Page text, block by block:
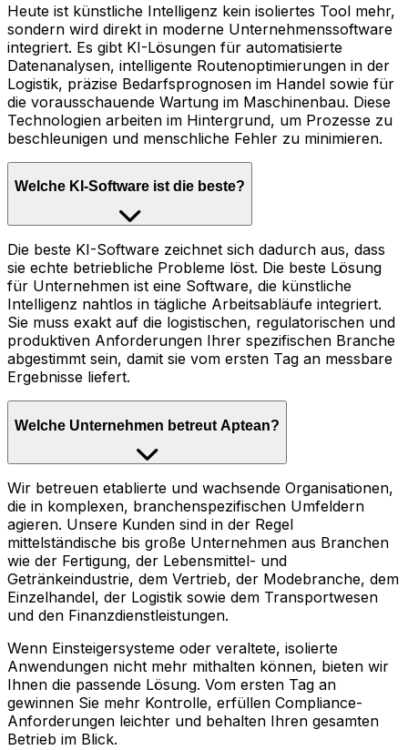
Heute ist künstliche Intelligenz kein isoliertes Tool mehr,
sondern wird direkt in moderne Unternehmenssoftware
integriert. Es gibt KI-Lösungen für automatisierte
Datenanalysen, intelligente Routenoptimierungen in der
Logistik, präzise Bedarfsprognosen im Handel sowie für
die vorausschauende Wartung im Maschinenbau. Diese
Technologien arbeiten im Hintergrund, um Prozesse zu
beschleunigen und menschliche Fehler zu minimieren.
Welche KI-Software ist die beste?
Die beste KI-Software zeichnet sich dadurch aus, dass
sie echte betriebliche Probleme löst. Die beste Lösung
für Unternehmen ist eine Software, die künstliche
Intelligenz nahtlos in tägliche Arbeitsabläufe integriert.
Sie muss exakt auf die logistischen, regulatorischen und
produktiven Anforderungen Ihrer spezifischen Branche
abgestimmt sein, damit sie vom ersten Tag an messbare
Ergebnisse liefert.
Welche Unternehmen betreut Aptean?
Wir betreuen etablierte und wachsende Organisationen,
die in komplexen, branchenspezifischen Umfeldern
agieren. Unsere Kunden sind in der Regel
mittelständische bis große Unternehmen aus Branchen
wie der Fertigung, der Lebensmittel- und
Getränkeindustrie, dem Vertrieb, der Modebranche, dem
Einzelhandel, der Logistik sowie dem Transportwesen
und den Finanzdienstleistungen.
Wenn Einsteigersysteme oder veraltete, isolierte
Anwendungen nicht mehr mithalten können, bieten wir
Ihnen die passende Lösung. Vom ersten Tag an
gewinnen Sie mehr Kontrolle, erfüllen Compliance-
Anforderungen leichter und behalten Ihren gesamten
Betrieb im Blick.